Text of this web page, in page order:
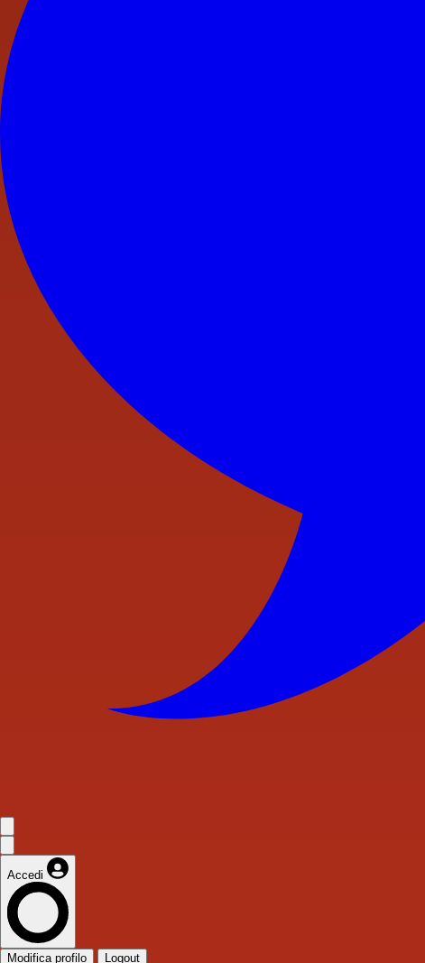
Accedi
Modifica profilo Logout